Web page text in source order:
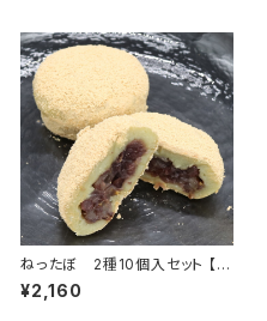
ねったぼ 2種10個入セット 【冷
凍便】 いも餅 ねりくり 郷土菓子
ギフト おもたせ 九州 宮崎 鹿児
¥2,160